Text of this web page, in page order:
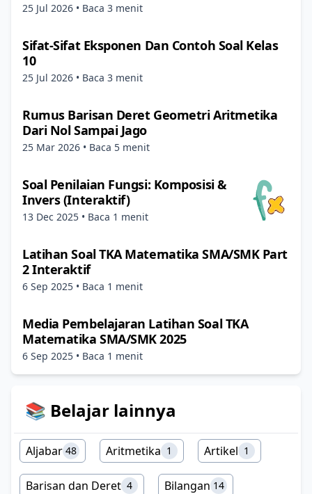
25 Jul 2026 • Baca 3 menit
Sifat-Sifat Eksponen Dan Contoh Soal Kelas
10
25 Jul 2026 • Baca 3 menit
Rumus Barisan Deret Geometri Aritmetika
Dari Nol Sampai Jago
25 Mar 2026 • Baca 5 menit
Soal Penilaian Fungsi: Komposisi &
Invers (Interaktif)
13 Dec 2025 • Baca 1 menit
Latihan Soal TKA Matematika SMA/SMK Part
2 Interaktif
6 Sep 2025 • Baca 1 menit
Media Pembelajaran Latihan Soal TKA
Matematika SMA/SMK 2025
6 Sep 2025 • Baca 1 menit
📚 Belajar lainnya
Aljabar 48 Aritmetika 1 Artikel 1
Barisan dan Deret 4 Bilangan 14